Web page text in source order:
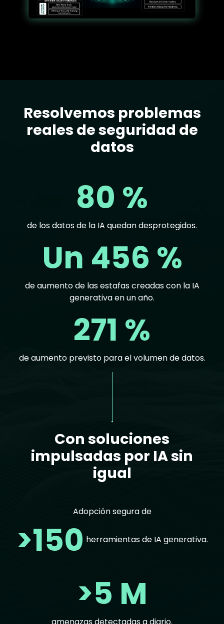
Text
Resolvemos problemas
reales de seguridad de
datos
80 %
de los datos de la IA quedan desprotegidos.
Un 456 %
de aumento de las estafas creadas con la IA
generativa en un año.
271 %
de aumento previsto para el volumen de datos.
Con soluciones
impulsadas por IA sin
igual
Adopción segura de
>150 herramientas de IA generativa.
>5 M
amenazas detectadas a diario.